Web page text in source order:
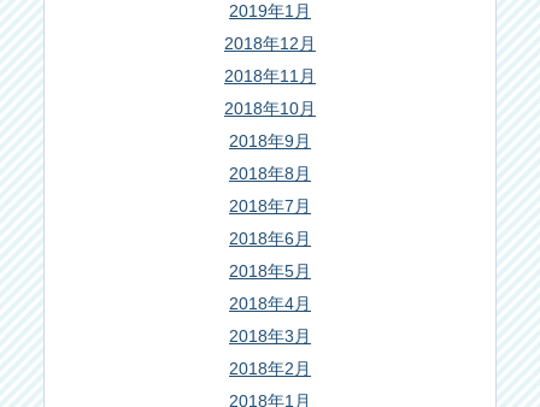
2019年1月
2018年12月
2018年11月
2018年10月
2018年9月
2018年8月
2018年7月
2018年6月
2018年5月
2018年4月
2018年3月
2018年2月
2018年1月